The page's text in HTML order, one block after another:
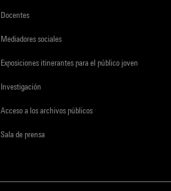
Docentes
Mediadores sociales
Exposiciones itinerantes para el público joven
Investigación
Acceso a los archivos públicos
Sala de prensa